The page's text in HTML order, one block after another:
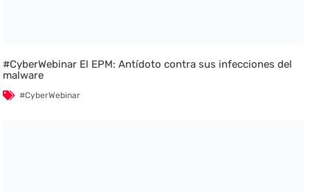
#CyberWebinar El EPM: Antídoto contra sus infecciones del
malware
#CyberWebinar